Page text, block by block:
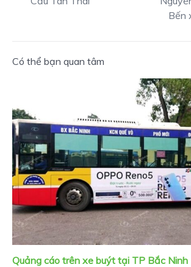
Bến
Có thể bạn quan tâm
Quảng cáo trên xe buýt tại TP Bắc Ninh